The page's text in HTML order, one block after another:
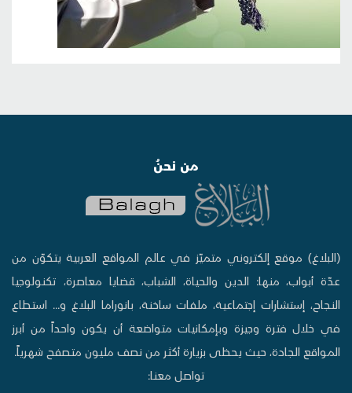
من نحنُ
(البلاغ) موقع إلكتروني متميّز في عالم المواقع العربية يتكوّن من
عدّة أبواب، منها: الدين والحياة، الشباب، قضايا معاصرة، تكنولوجيا
النجاح، إستشارات إجتماعية، ملفات ساخنة، بانوراما البلاغ و... استطاع
في خلال فترة وجيزة وبإمكانيات متواضعة أن يكون واحداً من أبرز
المواقع الجادة، حيث يحظى بزيارة أكثر من نصف مليون متصفح شهرياً.
تواصل معنا: